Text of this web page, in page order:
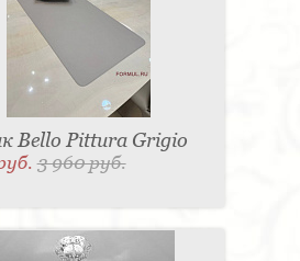
Bello Pittura Grigio
3 960 руб.